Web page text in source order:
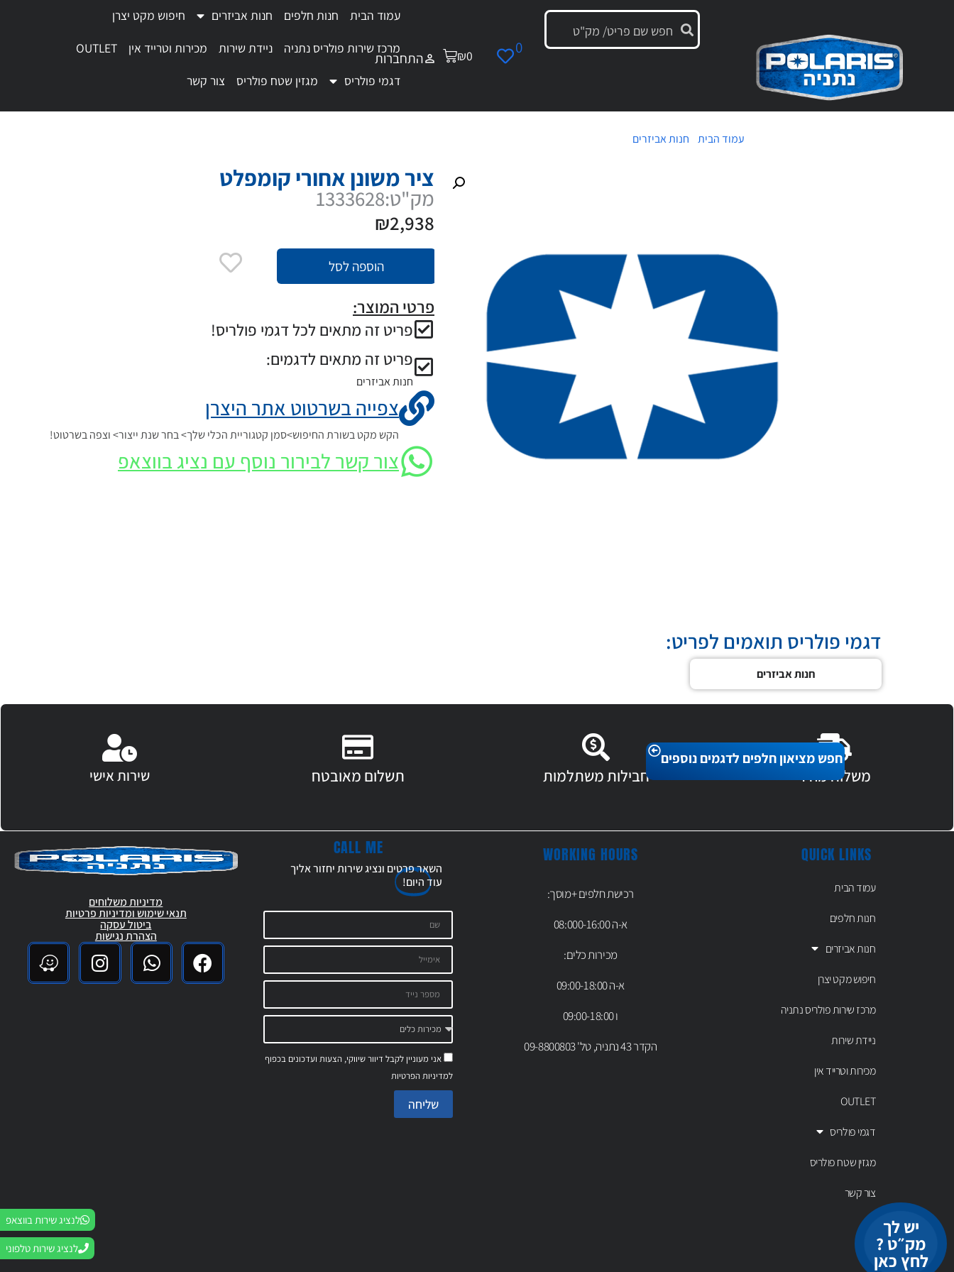
0
₪0 התחברות
עמוד הבית חנות חלפים חנות אביזרים
חיפוש מקט יצרן
מרכז שירות פולריס נתניה
ניידת שירות מכירות וטרייד אין
OUTLET
דגמי פולריס
מגזין שטח פולריס צור קשר
ציר משונן אחורי קומפלט
מק"ט:1333628
₪2,938
הוספה לסל
פרטי המוצר:
פריט זה מתאים לכל דגמי פולריס!
פריט זה מתאים לדגמים:
חנות אביזרים
צפייה בשרטוט אתר היצרן
הקש מקט בשורת החיפוש>סמן קטגוריית הכלי שלך> בחר שנת ייצור> וצפה בשרטוט!
צור קשר לבירור נוסף עם נציג בווצאפ
חפש מציאון חלפים לדגמים נוספים
עמוד הבית חנות אביזרים
דגמי פולריס תואמים לפריט:
חנות אביזרים
משלוח מהיר חבילות משתלמות תשלום מאובטח שירות אישי
QUICK LINKS
עמוד הבית
חנות חלפים
חנות אביזרים
חיפוש מקט יצרן
מרכז שירות פולריס נתניה
ניידת שירות
מכירות וטרייד אין
OUTLET
דגמי פולריס
מגזין שטח פולריס
צור קשר
יש לך
מק״ט ?
לחץ כאן
WORKING HOURS
רכישת חלפים +מוסך:
א-ה 08:000-16:00
מכירות כלים:
א-ה 09:00-18:00
ו 09:00-18:00
הקדר 43 נתניה, טל' 09-8800803
CALL ME
השאר פרטים ונציג שירות יחזור אליך
עודהיום!
אני מעוניין לקבל דיוור שיווקי, הצעות ועדכונים בכפוף
למדיניות הפרטיות
שליחה
לנציג שירות בווצאפ
לנציג שירות טלפוני
מדיניות משלוחים
תנאי שימוש ומדיניות פרטיות
ביטול עסקה
הצהרת נגישות